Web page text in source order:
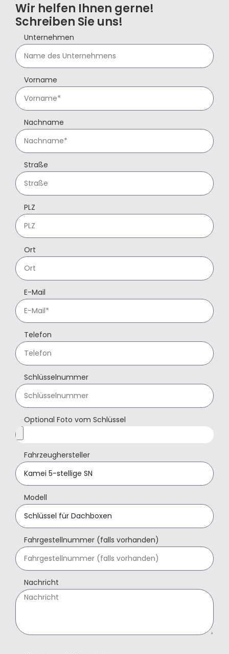
Wir helfen Ihnen gerne!
Schreiben Sie uns!
Unternehmen
Vorname
Nachname
Straße
PLZ
Ort
E-Mail
Telefon
Schlüsselnummer
Optional Foto vom Schlüssel
Fahrzeughersteller
Modell
Fahrgestellnummer (falls vorhanden)
Nachricht